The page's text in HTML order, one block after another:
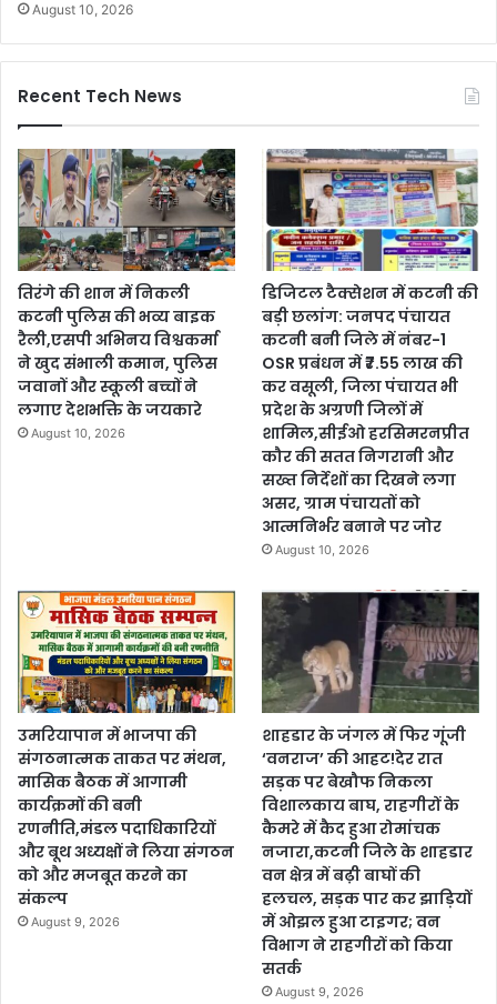
August 10, 2026
Recent Tech News
तिरंगे की शान में निकली
कटनी पुलिस की भव्य बाइक
रैली,एसपी अभिनय विश्वकर्मा
ने खुद संभाली कमान, पुलिस
जवानों और स्कूली बच्चों ने
लगाए देशभक्ति के जयकारे
August 10, 2026
डिजिटल टैक्सेशन में कटनी की
बड़ी छलांग: जनपद पंचायत
कटनी बनी जिले में नंबर-1
OSR प्रबंधन में ₹7.55 लाख की
कर वसूली, जिला पंचायत भी
प्रदेश के अग्रणी जिलों में
शामिल,सीईओ हरसिमरनप्रीत
कौर की सतत निगरानी और
सख्त निर्देशों का दिखने लगा
असर, ग्राम पंचायतों को
आत्मनिर्भर बनाने पर जोर
August 10, 2026
उमरियापान में भाजपा की
संगठनात्मक ताकत पर मंथन,
मासिक बैठक में आगामी
कार्यक्रमों की बनी
रणनीति,मंडल पदाधिकारियों
और बूथ अध्यक्षों ने लिया संगठन
को और मजबूत करने का
संकल्प
August 9, 2026
शाहडार के जंगल में फिर गूंजी
‘वनराज’ की आहट!देर रात
सड़क पर बेखौफ निकला
विशालकाय बाघ, राहगीरों के
कैमरे में कैद हुआ रोमांचक
नजारा,कटनी जिले के शाहडार
वन क्षेत्र में बढ़ी बाघों की
हलचल, सड़क पार कर झाड़ियों
में ओझल हुआ टाइगर; वन
विभाग ने राहगीरों को किया
सतर्क
August 9, 2026